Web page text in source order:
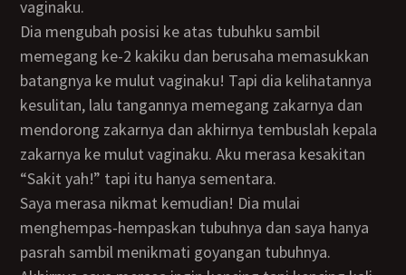
vaginaku.
Dia mengubah posisi ke atas tubuhku sambil
memegang ke-2 kakiku dan berusaha memasukkan
batangnya ke mulut vaginaku! Tapi dia kelihatannya
kesulitan, lalu tangannya memegang zakarnya dan
mendorong zakarnya dan akhirnya tembuslah kepala
zakarnya ke mulut vaginaku. Aku merasa kesakitan
“Sakit yah!” tapi itu hanya sementara.
Saya merasa nikmat kemudian! Dia mulai
menghempas-hempaskan tubuhnya dan saya hanya
pasrah sambil menikmati goyangan tubuhnya.